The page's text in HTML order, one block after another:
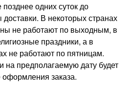
одних суток до
В некоторых странах
не работают по выходным, в
праздники, а в
не работают по пятницам.
на предполагаемую дату будет
оформления заказа.